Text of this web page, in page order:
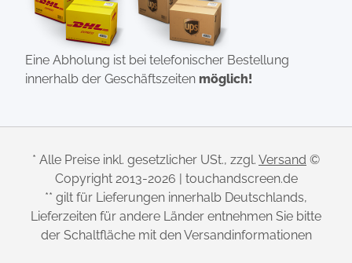
Eine Abholung ist bei telefonischer Bestellung
innerhalb der Geschäftszeiten möglich!
* Alle Preise inkl. gesetzlicher USt., zzgl. Versand ©
Copyright 2013-2026 | touchandscreen.de
** gilt für Lieferungen innerhalb Deutschlands,
Lieferzeiten für andere Länder entnehmen Sie bitte
der Schaltfläche mit den Versandinformationen